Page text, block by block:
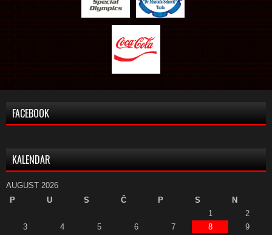
FACEBOOK
KALENDAR
AUGUST 2026
P
U S Č P S
N
1
2
3
4 5 6 7 8
9